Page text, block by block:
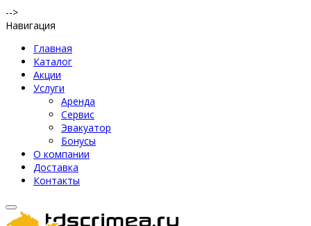
-->
Навигация
Главная
Каталог
Акции
Услуги
Аренда
Сервис
Эвакуатор
Бонусы
О компании
Доставка
Контакты